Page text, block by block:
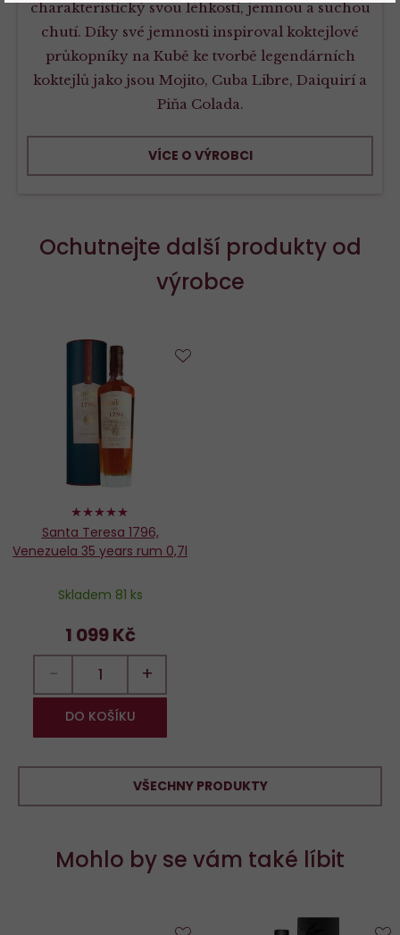
charakteristický svou lehkostí, jemnou a suchou
chutí. Díky své jemnosti inspiroval koktejlové
průkopníky na Kubě ke tvorbě legendárních
koktejlů jako jsou Mojito, Cuba Libre, Daiquirí a
Piňa Colada.
VÍCE O VÝROBCI
Ochutnejte další produkty od
výrobce
100%
Santa Teresa 1796,
Venezuela 35 years rum 0,7l
Skladem 81 ks
1 099 Kč
− +
DO KOŠÍKU
VŠECHNY PRODUKTY
Mohlo by se vám také líbit